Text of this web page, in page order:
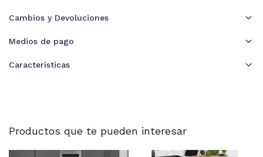
Cambios y Devoluciones
Medios de pago
Características
Productos que te pueden interesar